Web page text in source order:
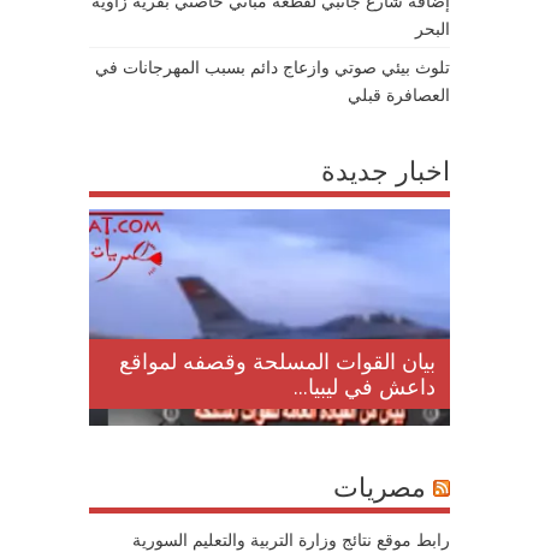
البحر
تلوث بيئي صوتي وازعاج دائم بسبب المهرجانات في
العصافرة قبلي
اخبار جديدة
بيان القوات المسلحة وقصفه لمواقع
داعش في ليبيا...
مصريات
رابط موقع نتائج وزارة التربية والتعليم السورية